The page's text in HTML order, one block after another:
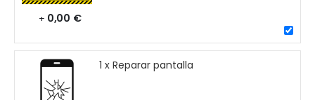
+ 0,00 €
1 x Reparar pantalla